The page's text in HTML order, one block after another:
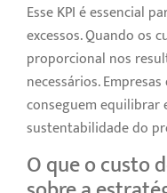
Esse KPI é essencial
excessos. Quando os
proporcional nos
necessários.
conseguem equilibrar
sustentabilidade do
O que o custo